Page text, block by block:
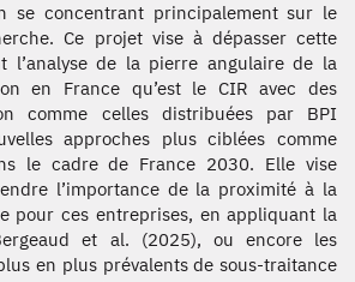
se concentrant principalement sur le
Ce projet vise à dépasser cette
l’analyse de la pierre angulaire de la
en France qu’est le CIR avec des
comme celles distribuées par BPI
approches plus ciblées comme
le cadre de France 2030. Elle vise
l’importance de la proximité à la
pour ces entreprises, en appliquant la
et al. (2025), ou encore les
en plus prévalents de sous-traitance